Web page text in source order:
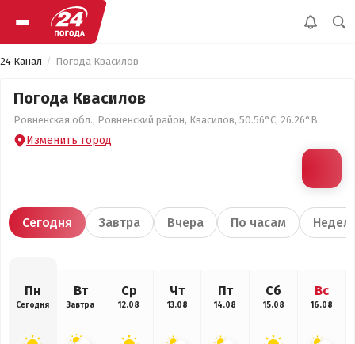
24 Канал Погода Квасилов
Погода Квасилов
Ровненская обл., Ровненский район, Квасилов, 50.56°С, 26.26°В
Изменить город
Сегодня Завтра Вчера По часам
Пн
Сегодня
Вт
Завтра
Ср
12.08
Чт
13.08
Пт
14.08
Сб
15.08
Вс
16.08